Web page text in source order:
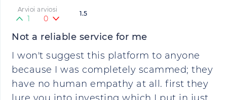
1.5
Arvioi arviosi
1 0
Not a reliable service for me
I won't suggest this platform to anyone
because I was completely scammed; they
have no human empathy at all. first they